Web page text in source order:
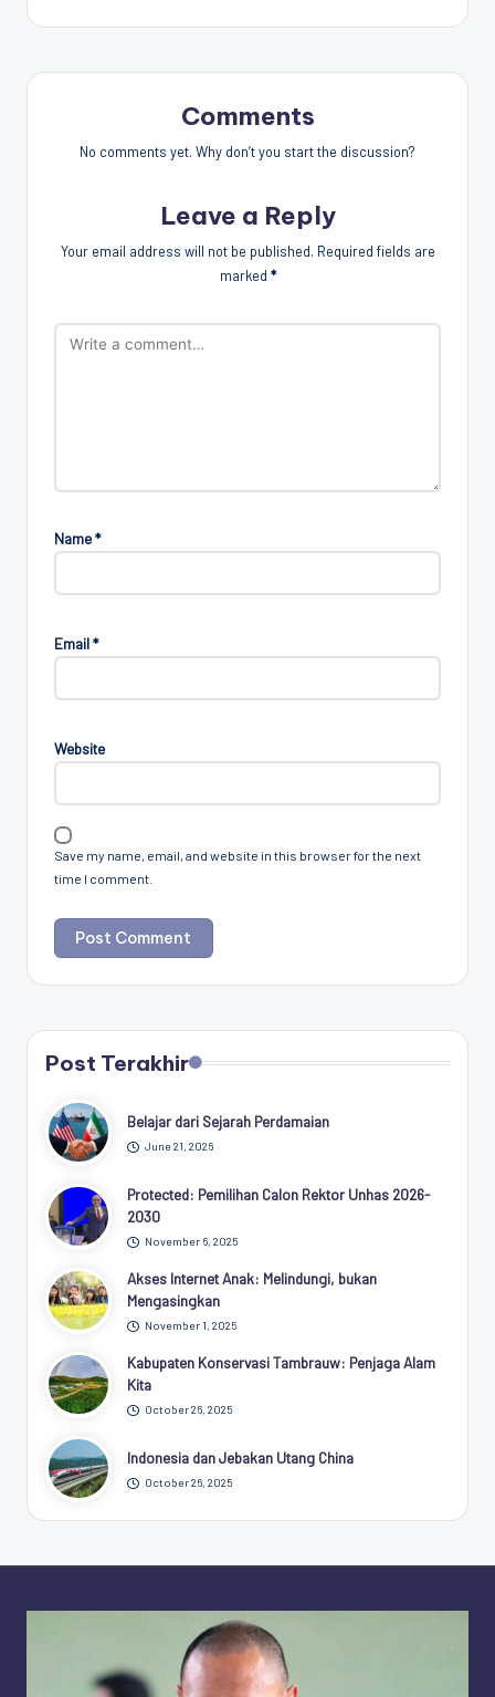
Comments
No comments yet. Why don’t you start the discussion?
Leave a Reply
Your email address will not be published. Required fields are
marked *
Name*
Email*
Website
Save my name, email, and website in this browser for the next
time I comment.
Post Terakhir
Belajar dari Sejarah Perdamaian
June 21, 2026
Protected: Pemilihan Calon Rektor Unhas 2026-
2030
November 6, 2025
Akses Internet Anak: Melindungi, bukan
Mengasingkan
November 1, 2025
Kabupaten Konservasi Tambrauw: Penjaga Alam
Kita
October 26, 2025
Indonesia dan Jebakan Utang China
October 26, 2025